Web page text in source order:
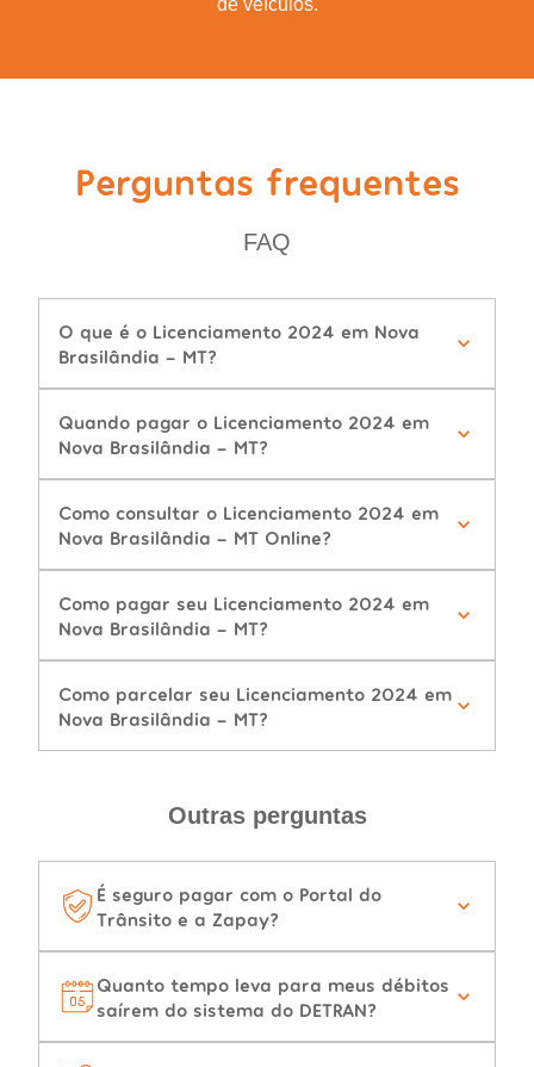
de veículos.
Perguntas frequentes
FAQ
O que é o Licenciamento 2024 em Nova
Brasilândia - MT?
Quando pagar o Licenciamento 2024 em
Nova Brasilândia - MT?
Como consultar o Licenciamento 2024 em
Nova Brasilândia - MT Online?
Como pagar seu Licenciamento 2024 em
Nova Brasilândia - MT?
Como parcelar seu Licenciamento 2024 em
Nova Brasilândia - MT?
Outras perguntas
É seguro pagar com o Portal do
Trânsito e a Zapay?
Quanto tempo leva para meus débitos
saírem do sistema do DETRAN?